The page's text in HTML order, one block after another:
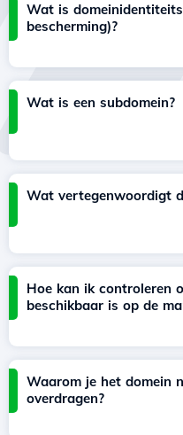
Wat is
bescherming)?
Wat is een subdomein?
Wat vertegenwoordigt
Hoe kan ik controleren
beschikbaar is op de
Waarom je het domein
overdragen?